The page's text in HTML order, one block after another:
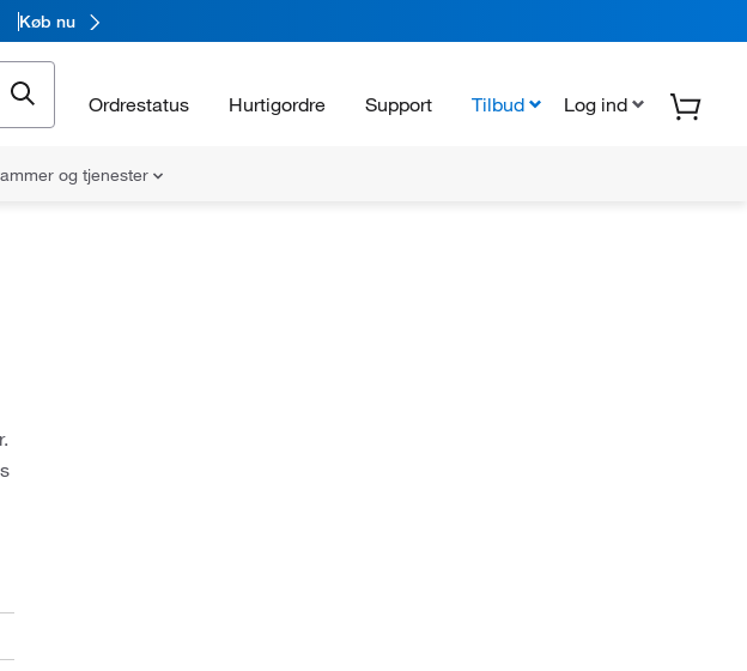
Køb nu
Ordrestatus Hurtigordre Support Tilbud Log ind
og tjenester